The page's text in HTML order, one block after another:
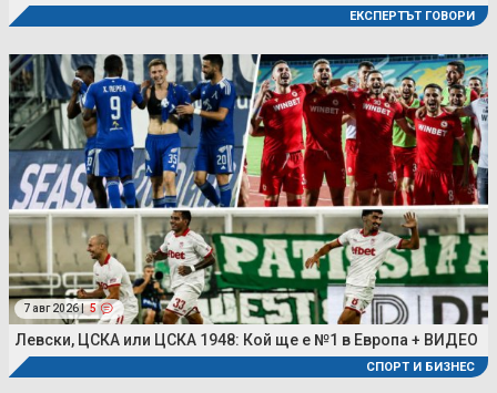
ЕКСПЕРТЪТ ГОВОРИ
7 авг 2026 | 5
Левски, ЦСКА или ЦСКА 1948: Кой ще е №1 в Европа + ВИДЕО
СПОРТ И БИЗНЕС